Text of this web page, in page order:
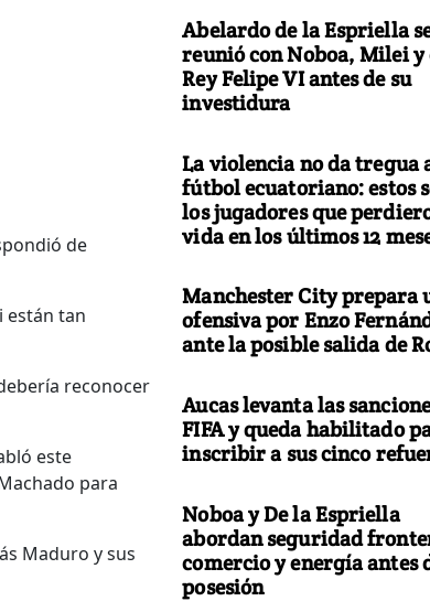
de
están tan
reconocer
este
para
Maduro y sus
Abelardo de la Espriella
reunió con Noboa, Milei y
Rey Felipe VI antes de su
investidura
La violencia no da tregua
fútbol ecuatoriano: estos
los jugadores que
vida en los últimos 12
Manchester City prepara
ofensiva por Enzo
ante la posible salida de
Aucas levanta las
FIFA y queda habilitado
inscribir a sus cinco
Noboa y De la Espriella
abordan seguridad
comercio y energía antes
posesión